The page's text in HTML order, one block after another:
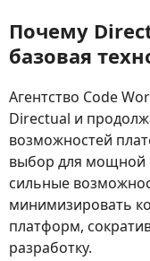
Почему
базовая
Агентство Code
Directual и
возможностей
выбор для мощной
сильные
минимизировать
платформ,
разработку.